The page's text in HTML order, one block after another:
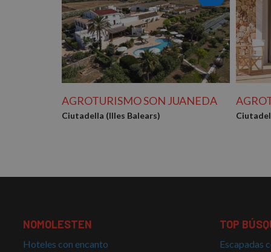
AGROTURISMO SON JUANEDA
Ciutadella (Illes Balears)
NOMOLESTEN
Hoteles con encanto
TOP
Escapadas